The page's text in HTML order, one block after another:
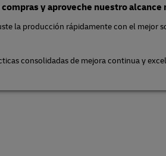
y aproveche nuestro alcance
la producción rápidamente con el mejor
consolidadas de mejora continua y